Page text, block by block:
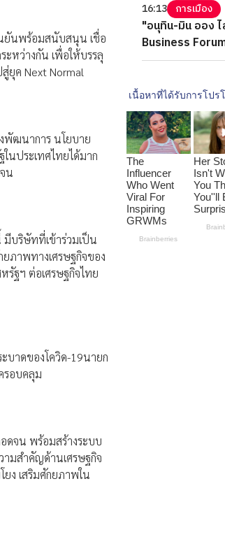
นยันพร้อมสนับสนุน เชื่อ
หว่างกัน เพื่อให้บรรลุ
ยุค Next Normal
พัฒนาการ นโยบาย
นประเทศไทยได้มาก
น
มีบริษัทที่เข้าร่วมเป็น
ภาพทางเศรษฐกิจของ
รัฐฯ ต่อเศรษฐกิจไทย
บาดของโควิด-19นายก
รอบคลุม
ดจน พร้อมสร้างระบบ
ามสำคัญด้านเศรษฐกิจ
ง เสริมศักยภาพใน
16:13 การเมือง
"อนุทิน-มิน ออง
Business